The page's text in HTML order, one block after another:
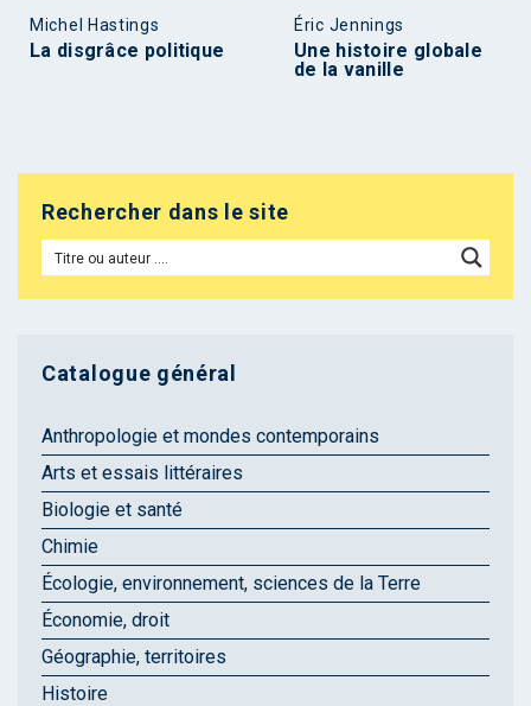
Michel Hastings
La disgrâce politique
Éric Jennings
Une histoire globale
de la vanille
Rechercher dans le site
Catalogue général
Anthropologie et mondes contemporains
Arts et essais littéraires
Biologie et santé
Chimie
Écologie, environnement, sciences de la Terre
Économie, droit
Géographie, territoires
Histoire